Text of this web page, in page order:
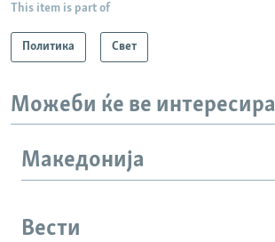
This item is part of
Политика Свет
Можеби ќе ве интересира
Македонија
Вести